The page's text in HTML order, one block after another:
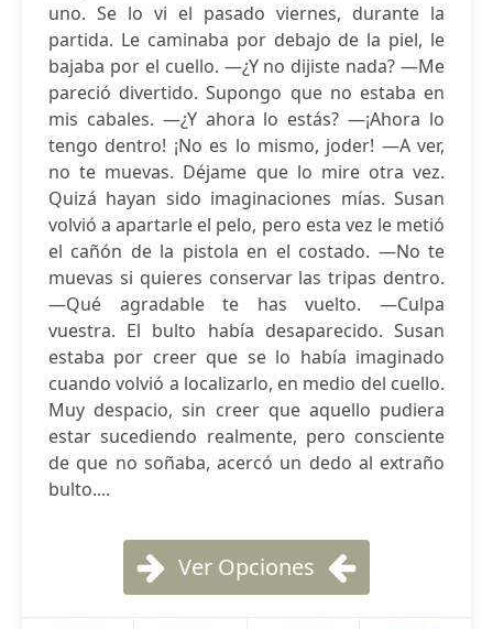
uno. Se lo vi el pasado viernes, durante la
partida. Le caminaba por debajo de la piel, le
bajaba por el cuello. —¿Y no dijiste nada? —Me
pareció divertido. Supongo que no estaba en
mis cabales. —¿Y ahora lo estás? —¡Ahora lo
tengo dentro! ¡No es lo mismo, joder! —A ver,
no te muevas. Déjame que lo mire otra vez.
Quizá hayan sido imaginaciones mías. Susan
volvió a apartarle el pelo, pero esta vez le metió
el cañón de la pistola en el costado. —No te
muevas si quieres conservar las tripas dentro.
—Qué agradable te has vuelto. —Culpa
vuestra. El bulto había desaparecido. Susan
estaba por creer que se lo había imaginado
cuando volvió a localizarlo, en medio del cuello.
Muy despacio, sin creer que aquello pudiera
estar sucediendo realmente, pero consciente
de que no soñaba, acercó un dedo al extraño
bulto....
Ver Opciones